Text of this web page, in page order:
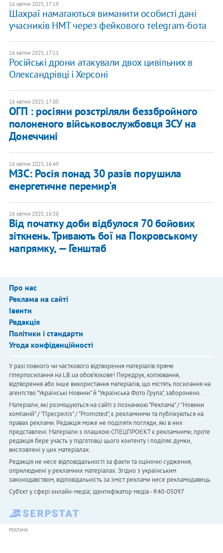
16 квітня 2025, 17:19
Шахраї намагаються виманити особисті дані
учасників НМТ через фейкового тelegram-бота
16 квітня 2025, 17:11
Російські дрони атакували двох цивільних в
Олександрівці і Херсоні
16 квітня 2025, 17:00
ОГП : росіяни розстріляли беззбройного
полоненого військовослужбовця ЗСУ на
Донеччині
16 квітня 2025, 16:49
МЗС: Росія понад 30 разів порушила
енергетичне перемир'я
16 квітня 2025, 16:38
Від початку доби відбулося 70 бойових
зіткнень. Тривають бої на Покровському
напрямку, — Генштаб
Про нас
Реклама на сайті
Івенти
Редакція
Політики і стандарти
Угода конфіденційності
У разі повного чи часткового відтворення матеріалів пряме
гіперпосилання на LB.ua обов'язкове! Передрук, копіювання,
відтворення або інше використання матеріалів, що містять посилання на
агентство "Українськi Новини" й "Українська Фото Група", заборонено.
Матеріали, які розміщуються на сайті з позначкою "Реклама" / "Новини
компаній" / "Пресреліз" / "Promoted", є рекламними та публікуються на
правах реклами. Редакція може не поділяти погляди, які в них
представлені. Матеріали з плашкою СПЕЦПРОЄКТ є рекламними, проте
редакція бере участь у підготовці цього контенту і поділяє думки,
висловлені у цих матеріалах.
Редакція не несе відповідальності за факти та оціночні судження,
оприлюднені у рекламних матеріалах. Згідно з українським
законодавством, відповідальність за зміст реклами несе рекламодавець.
Cуб'єкт у сфері онлайн-медіа; ідентифікатор медіа - R40-05097
РЕКЛАМА